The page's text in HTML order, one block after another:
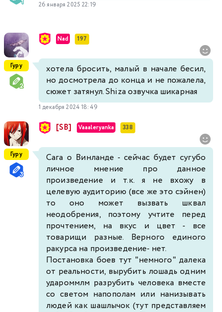
26 января 2025 22:19
Гуру
Nad 197
хотела бросить, малый в начале бесил,
но досмотрела до конца и не пожалела,
сюжет затянул. Shiza озвучка шикарная
1 декабря 2024 18:49
Гуру
[SB] Vaaaleryanka 338
Сага о Винланде - сейчас будет сугубо
личное мнение про данное
произведение и т.к. я не вхожу в
целевую аудиторию (все же это сэйнен)
то оно может вызвать шквал
неодобрения, поэтому учтите перед
прочтением, на вкус и цвет - все
товарищи разные. Верного единого
ракурса на произведение- нет.
Постановка боев тут "немного" далека
от реальности, вырубить лошадь одним
удароммлм разрубить человека вместе
со светом напополам или нанизывать
людей как шашлычок (тут представляем